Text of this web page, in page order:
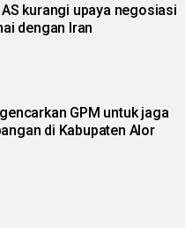
kurangi upaya negosiasi
dengan Iran
GPM untuk jaga
di Kabupaten Alor